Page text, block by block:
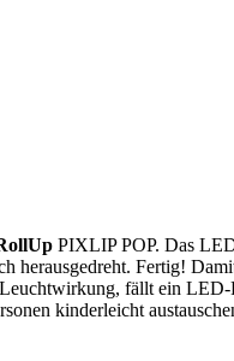
PIXLIP POP. Das
herausgedreht. Fertig!
fällt ein
kinderleicht